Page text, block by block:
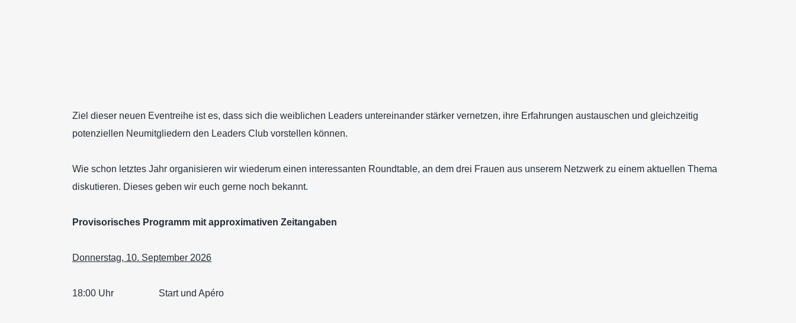
Ziel dieser neuen Eventreihe ist es, dass sich die weiblichen Leaders untereinander stärker vernetzen, ihre Erfahrungen austauschen und gleichzeitig
potenziellen Neumitgliedern den Leaders Club vorstellen können.
Wie schon letztes Jahr organisieren wir wiederum einen interessanten Roundtable, an dem drei Frauen aus unserem Netzwerk zu einem aktuellen Thema
diskutieren. Dieses geben wir euch gerne noch bekannt.
Provisorisches Programm mit approximativen Zeitangaben
Donnerstag, 10. September 2026
18:00 Uhr Start und Apéro